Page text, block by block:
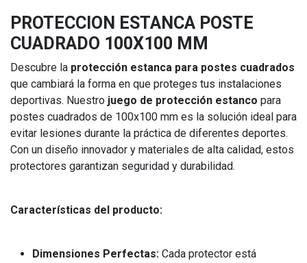
PROTECCION ESTANCA POSTE
CUADRADO 100X100 MM
Descubre la protección estanca para postes cuadrados
que cambiará la forma en que proteges tus instalaciones
deportivas. Nuestro juego de protección estanco para
postes cuadrados de 100x100 mm es la solución ideal para
evitar lesiones durante la práctica de diferentes deportes.
Con un diseño innovador y materiales de alta calidad, estos
protectores garantizan seguridad y durabilidad.
Características del producto:
Dimensiones Perfectas: Cada protector está